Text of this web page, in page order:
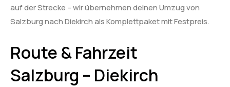
auf der Strecke – wir übernehmen deinen Umzug von
Salzburg nach Diekirch als Komplettpaket mit Festpreis.
Route & Fahrzeit
Salzburg – Diekirch